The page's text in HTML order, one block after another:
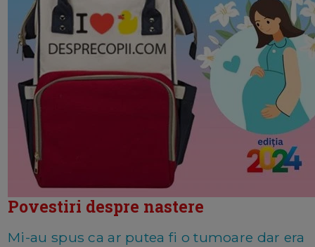
Povestiri despre nastere
Mi-au spus ca ar putea fi o tumoare dar era